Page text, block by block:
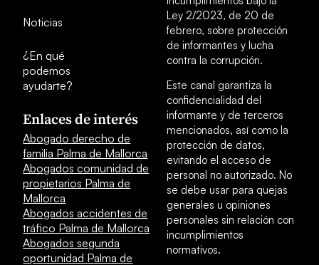
Noticias
¿En qué
podemos
ayudarte?
Enlaces de interés
Abogado derecho de
familia Palma de Mallorca
Abogados comunidad de
propietarios Palma de
Mallorca
Abogados accidentes de
tráfico Palma de Mallorca
Abogados segunda
oportunidad Palma de
Ley 2/2023, de 20 de
febrero, sobre protección
de informantes y lucha
contra la corrupción.
Este canal garantiza la
confidencialidad del
informante y de terceros
mencionados, así como la
protección de datos,
evitando el acceso de
personal no autorizado. No
se debe usar para quejas
generales u opiniones
personales sin relación con
incumplimientos
normativos.